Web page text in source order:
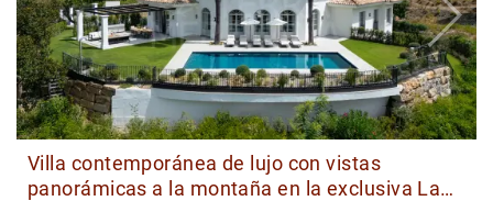
Villa contemporánea de lujo con vistas
panorámicas a la montaña en la exclusiva La